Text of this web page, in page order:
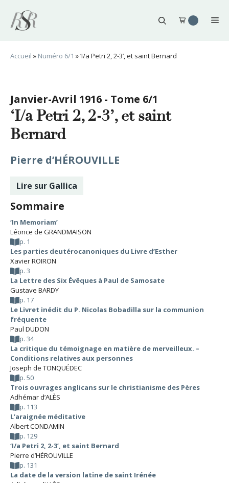
contenu
Accueil » Numéro 6/1 »‘I/a Petri 2, 2-3’, et saint Bernard
Janvier-Avril 1916 - Tome 6/1
‘I/a Petri 2, 2-3’, et saint
Bernard
Pierre d’HÉROUVILLE
Lire sur Gallica
Sommaire
‘In Memoriam’
Léonce de GRANDMAISON
p. 1
Les parties deutérocanoniques du Livre d’Esther
Xavier ROIRON
p. 3
La Lettre des Six Évêques à Paul de Samosate
Gustave BARDY
p. 17
Le Livret inédit du P. Nicolas Bobadilla sur la communion
fréquente
Paul DUDON
p. 34
La critique du témoignage en matière de merveilleux. –
Conditions relatives aux personnes
Joseph de TONQUÉDEC
p. 50
Trois ouvrages anglicans sur le christianisme des Pères
Adhémar d’ALÈS
p. 113
L’araignée méditative
Albert CONDAMIN
p. 129
‘I/a Petri 2, 2-3’, et saint Bernard
Pierre d’HÉROUVILLE
p. 131
La date de la version latine de saint Irénée